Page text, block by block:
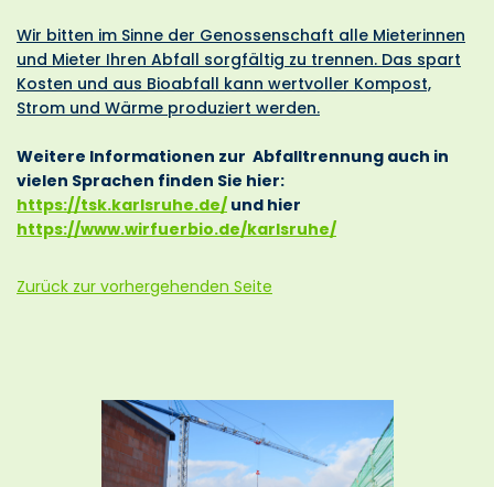
Wir bitten im Sinne der Genossenschaft alle Mieterinnen
und Mieter Ihren Abfall sorgfältig zu trennen. Das spart
Kosten und aus Bioabfall kann wertvoller Kompost,
Strom und Wärme produziert werden.
Weitere Informationen zur Abfalltrennung auch in
vielen Sprachen finden Sie hier:
https://tsk.karlsruhe.de/ und hier
https://www.wirfuerbio.de/karlsruhe/
Zurück zur vorhergehenden Seite